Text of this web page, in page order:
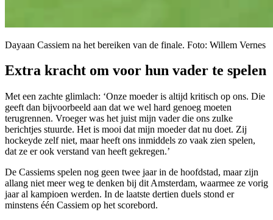
Dayaan Cassiem na het bereiken van de finale. Foto: Willem Vernes
Extra kracht om voor hun vader te spelen
Met een zachte glimlach: ‘Onze moeder is altijd kritisch op ons. Die
geeft dan bijvoorbeeld aan dat we wel hard genoeg moeten
terugrennen. Vroeger was het juist mijn vader die ons zulke
berichtjes stuurde. Het is mooi dat mijn moeder dat nu doet. Zij
hockeyde zelf niet, maar heeft ons inmiddels zo vaak zien spelen,
dat ze er ook verstand van heeft gekregen.’
De Cassiems spelen nog geen twee jaar in de hoofdstad, maar zijn
allang niet meer weg te denken bij dit Amsterdam, waarmee ze vorig
jaar al kampioen werden. In de laatste dertien duels stond er
minstens één Cassiem op het scorebord.